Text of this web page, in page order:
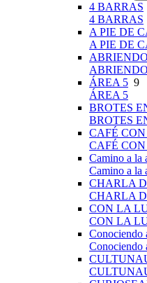
4 BARRAS
4 BARRAS
A PIE DE
A PIE DE
ÁREA 5 9
ÁREA 5
BROTES
BROTES
CAFÉ
CAFÉ
Camino a la
Camino a la
CHARLA
CHARLA
CON LA
CON LA
Conociendo
Conociendo